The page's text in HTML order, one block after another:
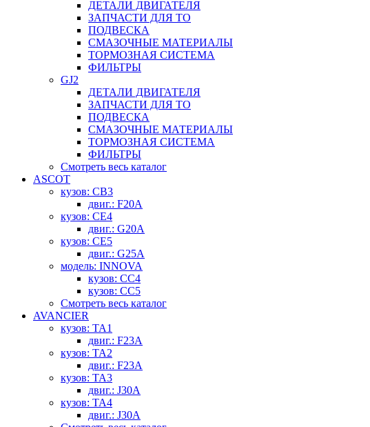
ДЕТАЛИ ДВИГАТЕЛЯ
ЗАПЧАСТИ ДЛЯ ТО
ПОДВЕСКА
СМАЗОЧНЫЕ МАТЕРИАЛЫ
ТОРМОЗНАЯ СИСТЕМА
ФИЛЬТРЫ
GJ2
ДЕТАЛИ ДВИГАТЕЛЯ
ЗАПЧАСТИ ДЛЯ ТО
ПОДВЕСКА
СМАЗОЧНЫЕ МАТЕРИАЛЫ
ТОРМОЗНАЯ СИСТЕМА
ФИЛЬТРЫ
Смотреть весь каталог
ASCOT
кузов: CB3
двиг.: F20A
кузов: CE4
двиг.: G20A
кузов: CE5
двиг.: G25A
модель: INNOVA
кузов: CC4
кузов: CC5
Смотреть весь каталог
AVANCIER
кузов: TA1
двиг.: F23A
кузов: TA2
двиг.: F23A
кузов: TA3
двиг.: J30A
кузов: TA4
двиг.: J30A